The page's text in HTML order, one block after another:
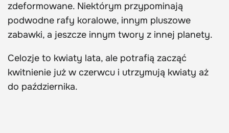
zdeformowane. Niektórym przypominają
podwodne rafy koralowe, innym pluszowe
zabawki, a jeszcze innym twory z innej planety.
Celozje to kwiaty lata, ale potrafią zacząć
kwitnienie już w czerwcu i utrzymują kwiaty aż
do października.